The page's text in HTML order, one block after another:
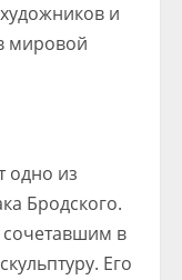
и
мировой
одно из
Бродского.
в
Его